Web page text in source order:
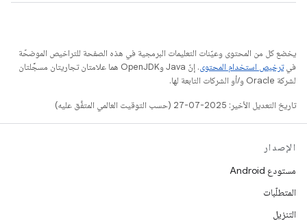
يخضع كل من المحتوى وعيّنات التعليمات البرمجية في هذه الصفحة للتراخيص الموضحّة
فيترخيص استخدام المحتوى
. إنّ Java وOpenJDK هما علامتان تجاريتان مسجَّلتان
لشركة Oracle و/أو الشركات التابعة لها.
تاريخ التعديل الأخير: 2025-07-27 (حسب التوقيت العالمي المتفَّق عليه)
الإصدار
مستودع Android
المتطلّبات
التنزيل